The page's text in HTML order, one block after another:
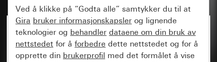
Ved å klikke på “Godta alle” samtykker du til at
Gira bruker informasjonskapsler og lignende
teknologier og behandler dataene om din bruk av
nettstedet for å forbedre dette nettstedet og for å
opprette din brukerprofil med det formålet å vise